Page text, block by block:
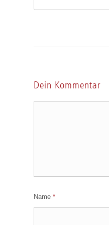
Dein Kommentar
Name *